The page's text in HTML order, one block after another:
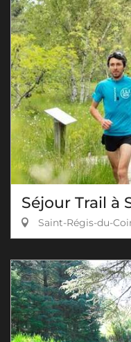
Séjour Trail à
Saint-Régis-du-